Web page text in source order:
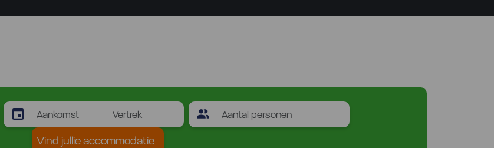
Vind jullie accommodatie